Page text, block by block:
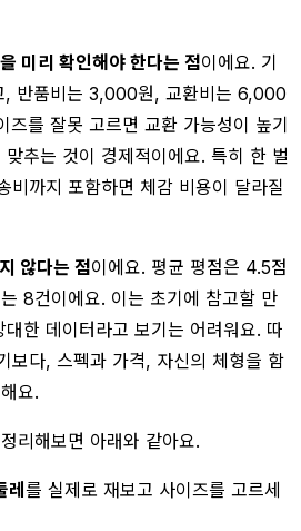
미리 확인해야 한다는 점이에요. 기
, 반품비는 3,000원, 교환비는 6,000
즈를 잘못 고르면 교환 가능성이 높기
추는 것이 경제적이에요. 특히 한 벌
비까지 포함하면 체감 비용이 달라질
않다는 점이에요. 평균 평점은 4.5점
8건이에요. 이는 초기에 참고할 만
한 데이터라고 보기는 어려워요. 따
보다, 스펙과 가격, 자신의 체형을 함
요.
리해보면 아래와 같아요.
레를 실제로 재보고 사이즈를 고르세